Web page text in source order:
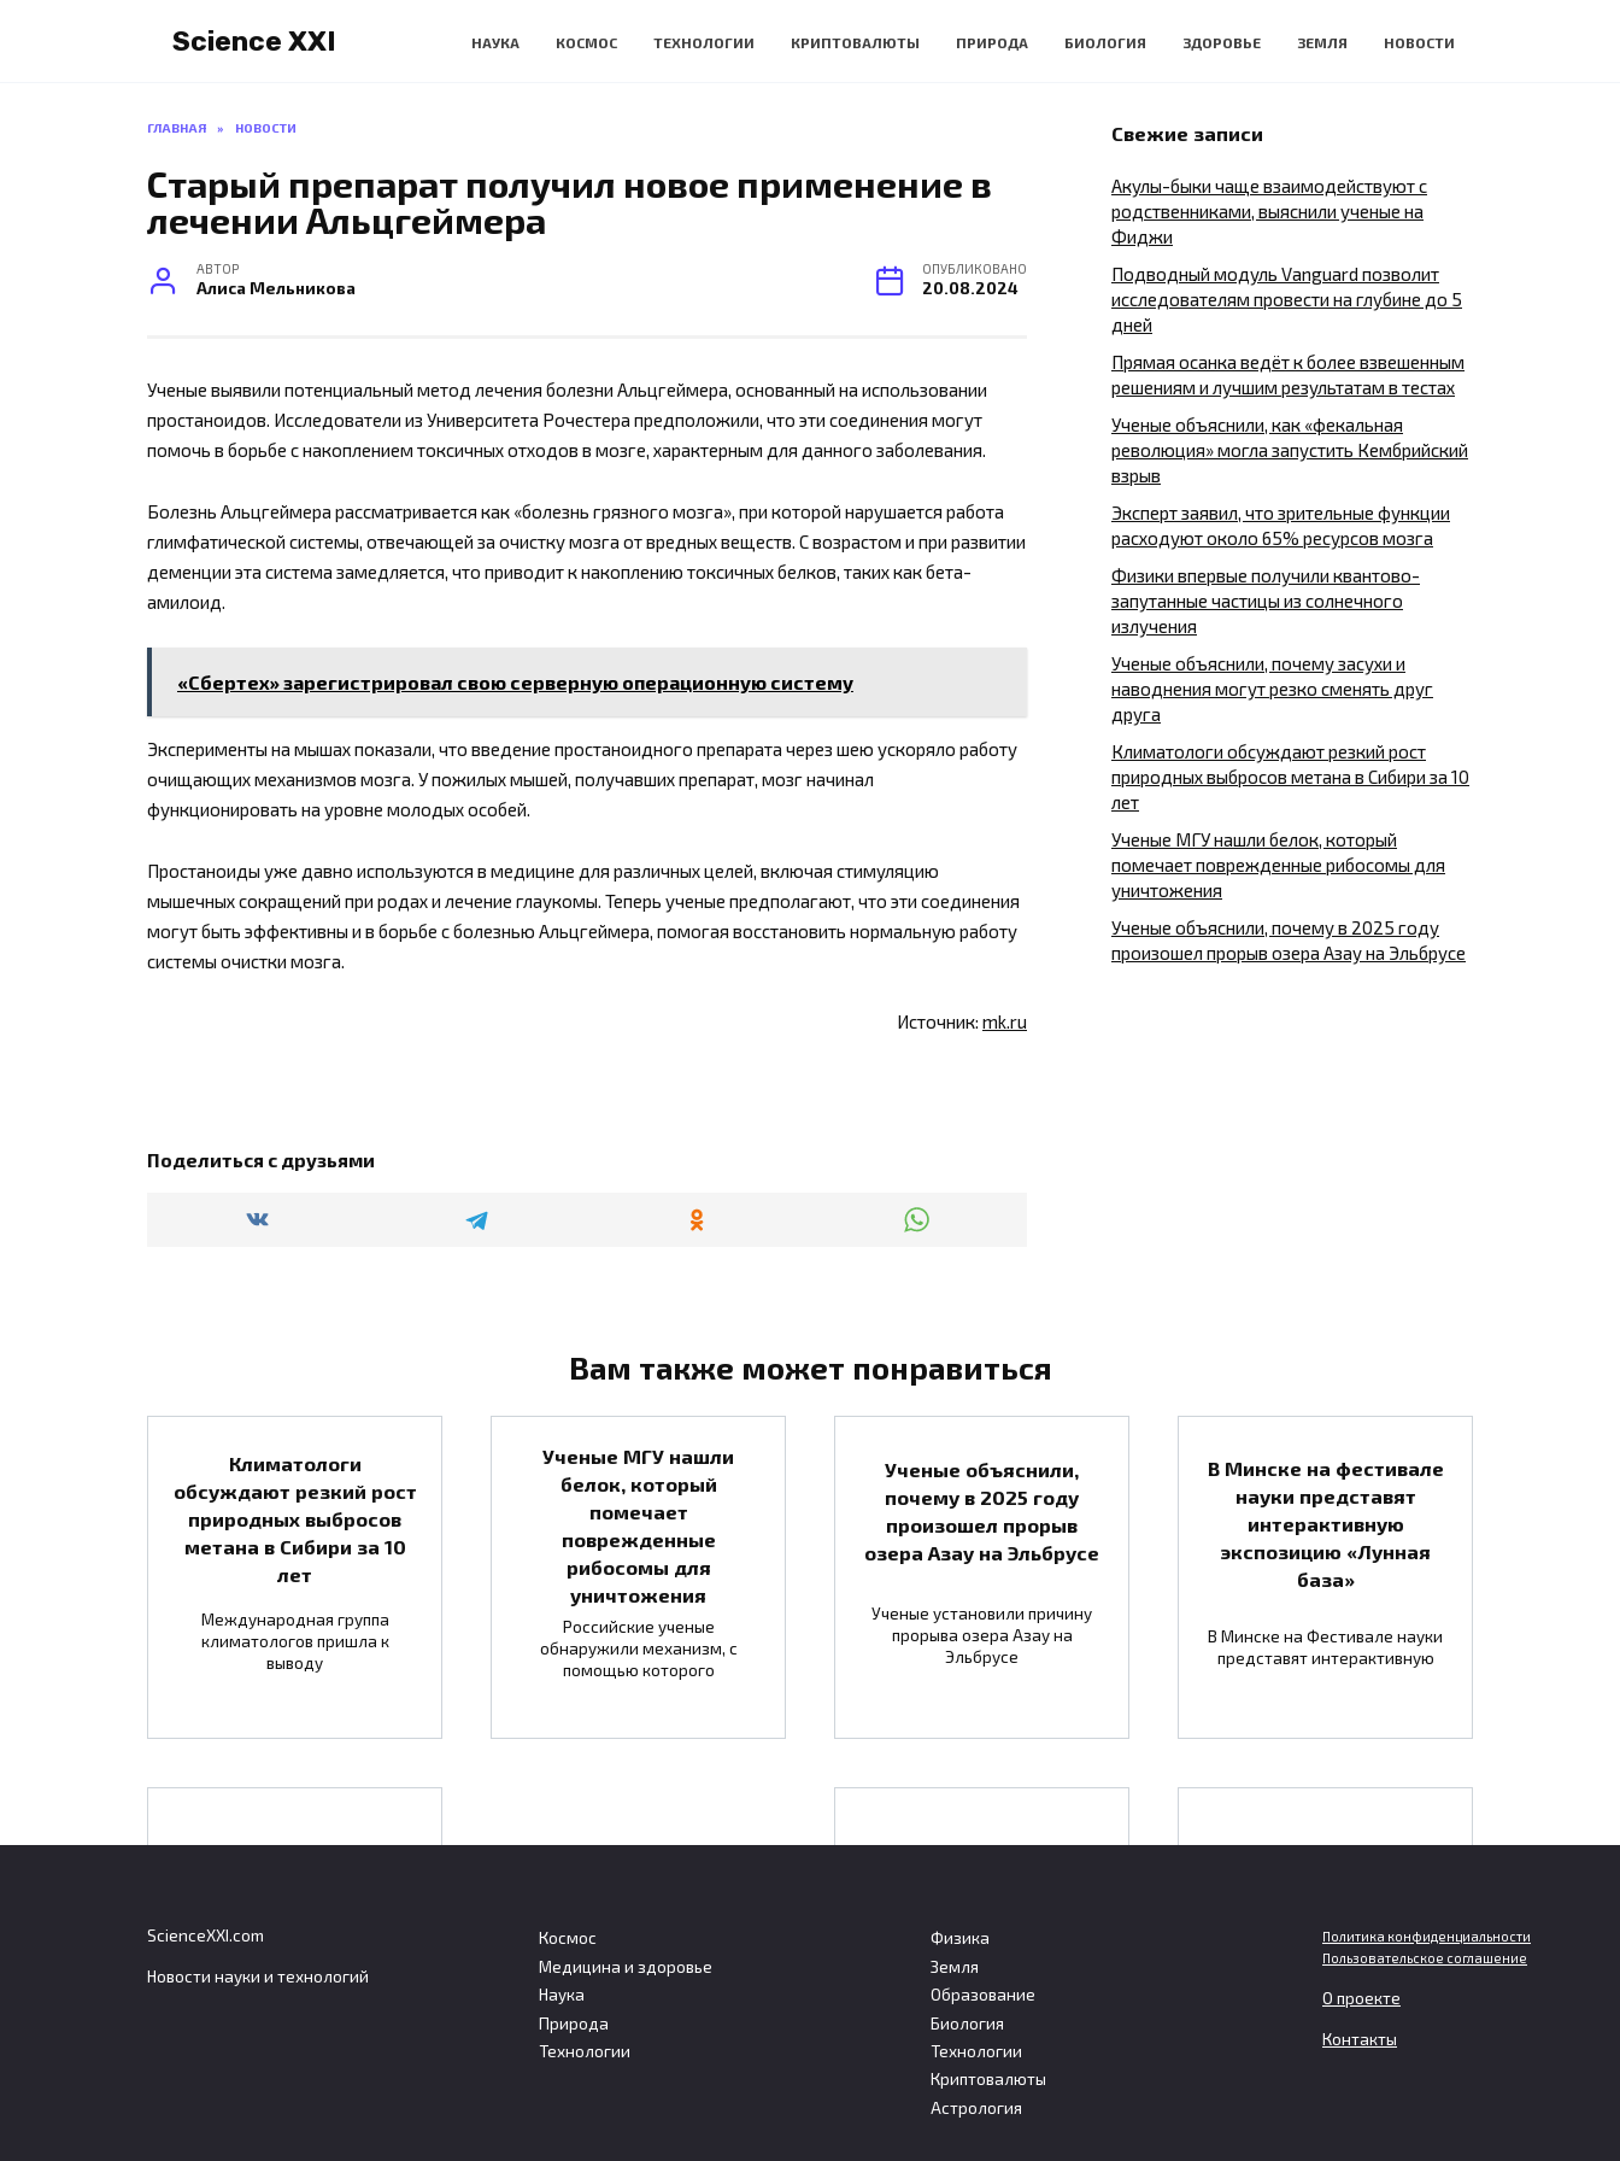
Science XXI НАУКА КОСМОС ТЕХНОЛОГИИ КРИПТОВАЛЮТЫ ПРИРОДА БИОЛОГИЯ ЗДОРОВЬЕ ЗЕМЛЯ НОВОСТИ
ГЛАВНАЯ » НОВОСТИ
Старый препарат получил новое применение в
лечении Альцгеймера
АВТОР
Алиса Мельникова
ОПУБЛИКОВАНО
20.08.2024
Ученые выявили потенциальный метод лечения болезни Альцгеймера, основанный на использовании
простаноидов. Исследователи из Университета Рочестера предположили, что эти соединения могут
помочь в борьбе с накоплением токсичных отходов в мозге, характерным для данного заболевания.
Болезнь Альцгеймера рассматривается как «болезнь грязного мозга», при которой нарушается работа
глимфатической системы, отвечающей за очистку мозга от вредных веществ. С возрастом и при развитии
деменции эта система замедляется, что приводит к накоплению токсичных белков, таких как бета-
амилоид.
«Сбертех» зарегистрировал свою серверную операционную систему
Эксперименты на мышах показали, что введение простаноидного препарата через шею ускоряло работу
очищающих механизмов мозга. У пожилых мышей, получавших препарат, мозг начинал
функционировать на уровне молодых особей.
Простаноиды уже давно используются в медицине для различных целей, включая стимуляцию
мышечных сокращений при родах и лечение глаукомы. Теперь ученые предполагают, что эти соединения
могут быть эффективны и в борьбе с болезнью Альцгеймера, помогая восстановить нормальную работу
системы очистки мозга.
Источник: mk.ru
Поделиться с друзьями
Свежие записи
Акулы-быки чаще взаимодействуют с
родственниками, выяснили ученые на
Фиджи
Подводный модуль Vanguard позволит
исследователям провести на глубине до 5
дней
Прямая осанка ведёт к более взвешенным
решениям и лучшим результатам в тестах
Ученые объяснили, как «фекальная
революция» могла запустить Кембрийский
взрыв
Эксперт заявил, что зрительные функции
расходуют около 65% ресурсов мозга
Физики впервые получили квантово-
запутанные частицы из солнечного
излучения
Ученые объяснили, почему засухи и
наводнения могут резко сменять друг
друга
Климатологи обсуждают резкий рост
природных выбросов метана в Сибири за 10
лет
Ученые МГУ нашли белок, который
помечает поврежденные рибосомы для
уничтожения
Ученые объяснили, почему в 2025 году
произошел прорыв озера Азау на Эльбрусе
Вам также может понравиться
Климатологи
обсуждают резкий рост
природных выбросов
метана в Сибири за 10
лет
Международная группа
климатологов пришла к
выводу
Ученые МГУ нашли
белок, который
помечает
поврежденные
рибосомы для
уничтожения
Российские ученые
обнаружили механизм, с
помощью которого
Ученые объяснили,
почему в 2025 году
произошел прорыв
озера Азау на Эльбрусе
Ученые установили причину
прорыва озера Азау на
Эльбрусе
В Минске на фестивале
науки представят
интерактивную
экспозицию «Лунная
база»
В Минске на Фестивале науки
представят интерактивную
способа борьбы с COVID
Албания обошла Турцию и
Грецию по темпам роста
будущем
Количество простуд и других
инфекций дыхательных путей
задолженности за
услуги ЖКХ
ScienceXXI.com
Новости науки и технологий
Космос
Медицина и здоровье
Наука
Природа
Технологии
Физика
Земля
Образование
Биология
Технологии
Криптовалюты
Астрология
Политика конфиденциальности
Пользовательское соглашение
О проекте
Контакты